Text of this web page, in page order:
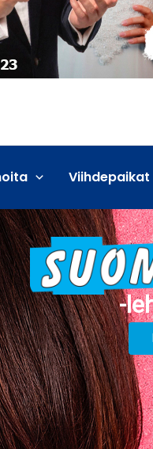
Viihdepaikat